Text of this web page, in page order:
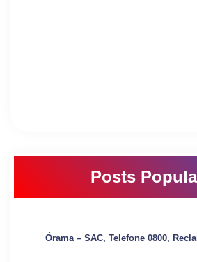
Posts
Órama – SAC, Telefone 0800,